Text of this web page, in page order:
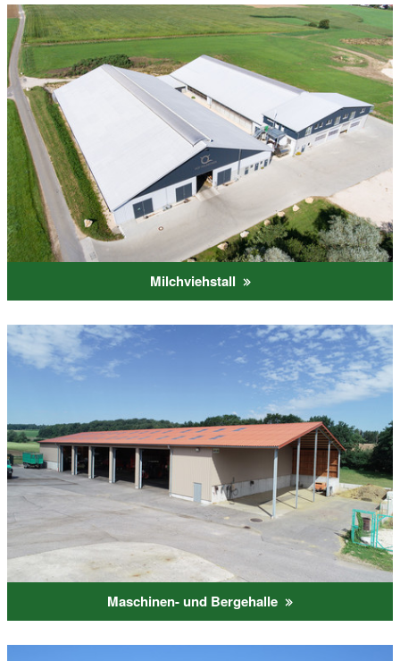
Milchviehstall
Maschinen- und Bergehalle